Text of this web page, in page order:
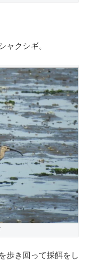
ャクシギ。
歩き回って採餌をし